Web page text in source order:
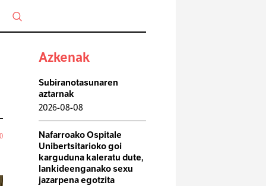
Azkenak
Subiranotasunaren
aztarnak
2026-08-08
Nafarroako Ospitale
Unibertsitarioko goi
karguduna kaleratu dute,
lankideenganako sexu
jazarpena egotzita